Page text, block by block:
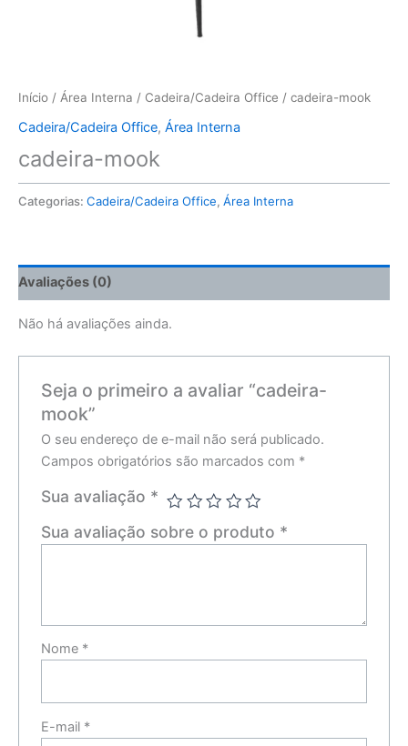
Início / Área Interna / Cadeira/Cadeira Office / cadeira-mook
Cadeira/Cadeira Office, Área Interna
cadeira-mook
Categorias: Cadeira/Cadeira Office, Área Interna
Avaliações (0)
Não há avaliações ainda.
Seja o primeiro a avaliar “cadeira-
mook”
O seu endereço de e-mail não será publicado.
Campos obrigatórios são marcados com *
Sua avaliação *
Sua avaliação sobre o produto *
Nome *
E-mail *